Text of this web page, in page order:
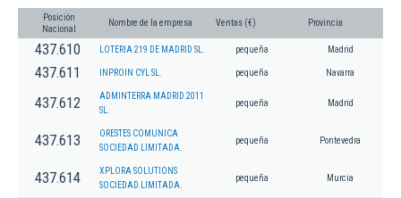
Posición
Nacional
Nombre de la empresa Ventas (€) Provincia
437.610 LOTERIA 219 DE MADRID SL. pequeña Madrid
437.611 INPROIN CYL SL. pequeña Navarra
437.612
ADMINTERRA MADRID 2011
SL.
pequeña Madrid
437.613
ORESTES COMUNICA
SOCIEDAD LIMITADA.
pequeña Pontevedra
437.614
XPLORA SOLUTIONS
SOCIEDAD LIMITADA.
pequeña Murcia